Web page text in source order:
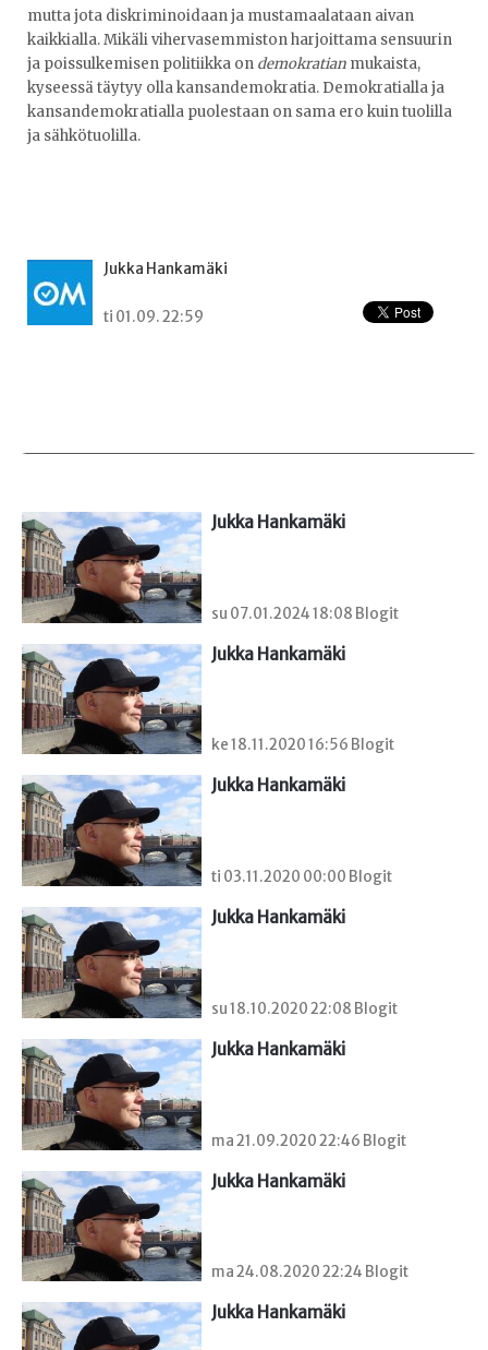
mutta jota diskriminoidaan ja mustamaalataan aivan
kaikkialla. Mikäli vihervasemmiston harjoittama sensuurin
ja poissulkemisen politiikka on demokratian mukaista,
kyseessä täytyy olla kansandemokratia. Demokratialla ja
kansandemokratialla puolestaan on sama ero kuin tuolilla
ja sähkötuolilla.
Jukka Hankamäki
ti 01.09. 22:59
Jukka Hankamäki
su 07.01.2024 18:08 Blogit
Jukka Hankamäki
ke 18.11.2020 16:56 Blogit
Jukka Hankamäki
ti 03.11.2020 00:00 Blogit
Jukka Hankamäki
su 18.10.2020 22:08 Blogit
Jukka Hankamäki
ma 21.09.2020 22:46 Blogit
Jukka Hankamäki
ma 24.08.2020 22:24 Blogit
Jukka Hankamäki